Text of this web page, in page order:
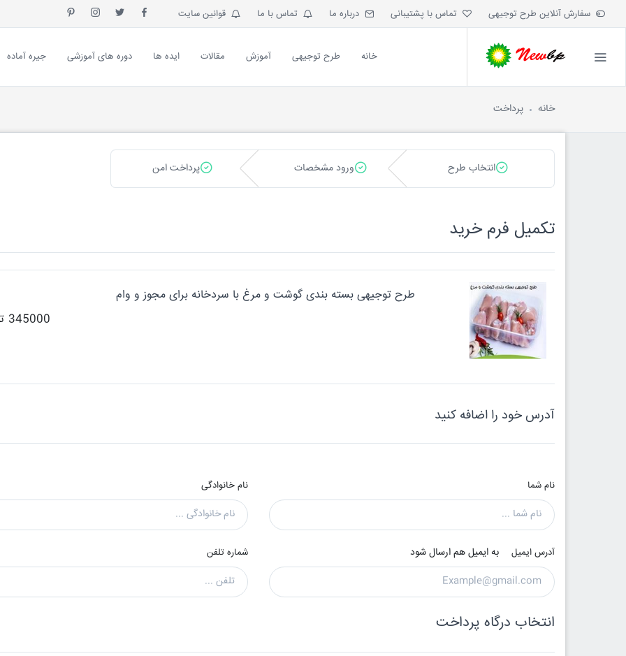
سفارش آنلاین طرح توجیهی تماس با پشتیبانی درباره ما تماس با ما قوانین سایت
خانه طرح توجیهی آموزش مقالات ایده ها دوره های آموزشی جیره آماده
خانه پرداخت
انتخاب طرح ورود مشخصات پرداخت امن
تکميل فرم خريد
طرح توجیهی بسته بندی گوشت و مرغ با سردخانه برای مجوز و وام
345000 تومان
آدرس خود را اضافه کنید
نام شما نام خانوادگی
آدرس ایمیل به ایمیل هم ارسال شود شماره تلفن
انتخاب درگاه پرداخت